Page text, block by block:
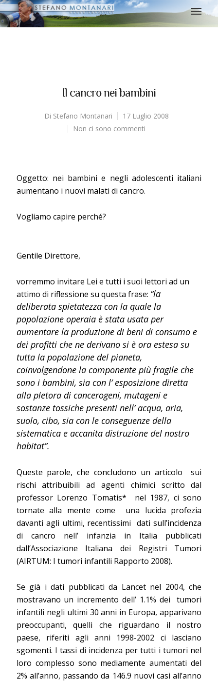
Il cancro nei bambini
Di Stefano Montanari
17 Luglio 2008
Non ci sono commenti
Oggetto: nei bambini e negli adolescenti italiani
aumentano i nuovi malati di cancro.
Vogliamo capire perché?
Gentile Direttore,
vorremmo invitare Lei e tutti i suoi lettori ad un
attimo di riflessione su questa frase: “la
deliberata spietatezza con la quale la
popolazione operaia è stata usata per
aumentare la produzione di beni di consumo e
dei profitti che ne derivano si è ora estesa su
tutta la popolazione del pianeta,
coinvolgendone la componente più fragile che
sono i bambini, sia con l’ esposizione diretta
alla pletora di cancerogeni, mutageni e
sostanze tossiche presenti nell’ acqua, aria,
suolo, cibo, sia con le conseguenze della
sistematica e accanita distruzione del nostro
habitat”.
Queste parole, che concludono un articolo
sui
rischi attribuibili ad agenti chimici scritto dal
professor Lorenzo Tomatis*
nel 1987, ci sono
tornate alla mente come
una lucida profezia
davanti agli ultimi, recentissimi
dati sull’incidenza
di cancro nell’ infanzia in Italia pubblicati
dall’Associazione Italiana dei Registri Tumori
(AIRTUM: I tumori infantili Rapporto 2008).
Se già i dati pubblicati da Lancet nel 2004, che
mostravano un incremento dell’ 1.1% dei
tumori
infantili negli ultimi 30 anni in Europa, apparivano
preoccupanti, quelli che riguardano il nostro
paese, riferiti agli anni 1998-2002 ci lasciano
sgomenti. I tassi di incidenza per tutti i tumori nel
loro complesso sono mediamente aumentati del
2% all’anno, passando da 146.9 nuovi casi all’anno